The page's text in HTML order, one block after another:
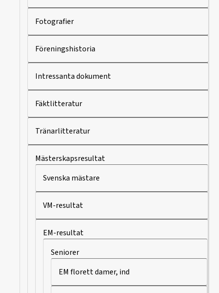
Fotografier
Föreningshistoria
Intressanta dokument
Fäktlitteratur
Tränarlitteratur
Mästerskapsresultat
Svenska mästare
VM-resultat
EM-resultat
Seniorer
EM florett damer, ind